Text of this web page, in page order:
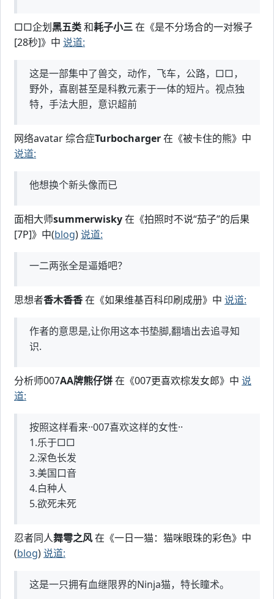
□□企划黑五类和耗子小三在《是不分场合的一对猴子
[28秒]》中 说道:
这是一部集中了兽交，动作，飞车，公路，□□，
野外，喜剧甚至是科教元素于一体的短片。视点独
特，手法大胆，意识超前
网络avatar 综合症Turbocharger在《被卡住的熊》中
说道:
他想换个新头像而已
面相大师summerwisky在《拍照时不说“茄子”的后果
[7P]》中(blog)说道:
一二两张全是逼婚吧？
思想者香木香香在《如果维基百科印刷成册》中 说道:
作者的意思是,让你用这本书垫脚,翻墙出去追寻知
识.
分析师007AA牌熊仔饼在《007更喜欢棕发女郎》中 说
道:
按照这样看来··007喜欢这样的女性··
1.乐于□□
2.深色长发
3.美国口音
4.白种人
5.欲死未死
忍者同人舞雩之风在《一日一猫：猫咪眼珠的彩色》中
(blog)说道:
这是一只拥有血继限界的Ninja猫，特长瞳术。